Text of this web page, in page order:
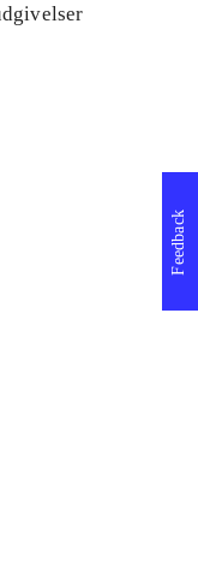
Feedback